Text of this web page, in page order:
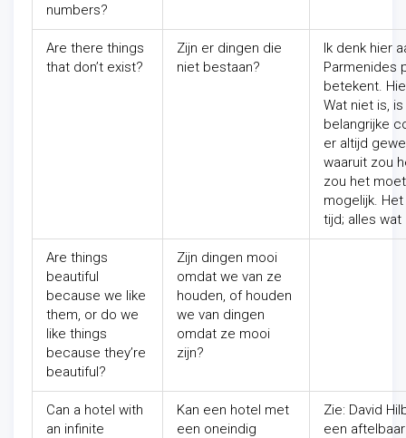
numbers?
Are there things
that don’t exist?
Zijn er dingen die
niet bestaan?
Ik denk hier
Parmenides
betekent.
Wat niet is,
belangrijke
er altijd
waaruit zou
zou het
mogelijk.
tijd; alles
Are things
beautiful
because we like
them, or do we
like things
because they’re
beautiful?
Zijn dingen mooi
omdat we van ze
houden, of houden
we van dingen
omdat ze mooi
zijn?
Can a hotel with
an infinite
Kan een hotel met
een oneindig
Zie: David
een